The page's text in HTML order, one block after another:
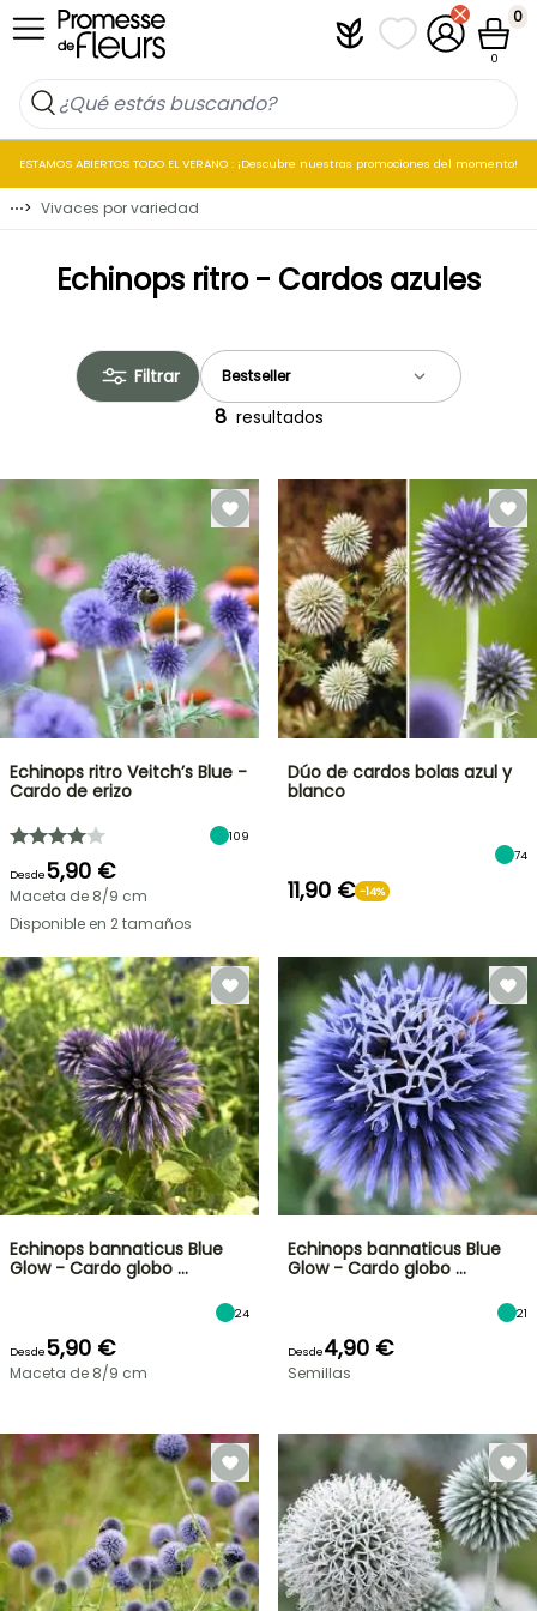
Ir al contenido PlantfitMis listas de
Mi cuenta
Cesta
0
0
ESTAMOS ABIERTOS TODO EL VERANO : ¡Descubre nuestras promociones del momento!
⋯> Vivaces por variedad
Echinops ritro - Cardos azules
Filtrar
8 resultados
RELÁMPAGO
¡HASTA
UN
30
%
DE
BULBOS
DE
Echinops ritro Veitch’s Blue -
Cardo de erizo
109
Desde5,90 €
Maceta de 8/9 cm
Disponible en 2 tamaños
Dúo de cardos bolas azul y
blanco
74
11,90 € -14%
Echinops bannaticus Blue
Glow - Cardo globo …
24
Desde5,90 €
Maceta de 8/9 cm
Echinops bannaticus Blue
Glow - Cardo globo …
21
Desde4,90 €
Semillas